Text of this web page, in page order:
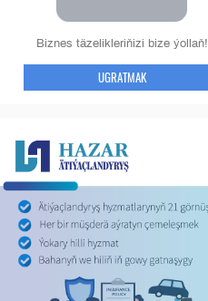
Biznes täzelikleriňizi bize ýollaň!
UGRATMAK